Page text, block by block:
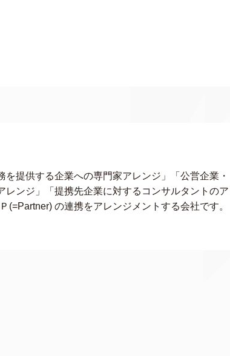
を提供する企業への専門家アレンジ」「公営企業・
レンジ」「提携先企業に対するコンサルタントのア
(=Partner) の連携をアレンジメントする会社です。